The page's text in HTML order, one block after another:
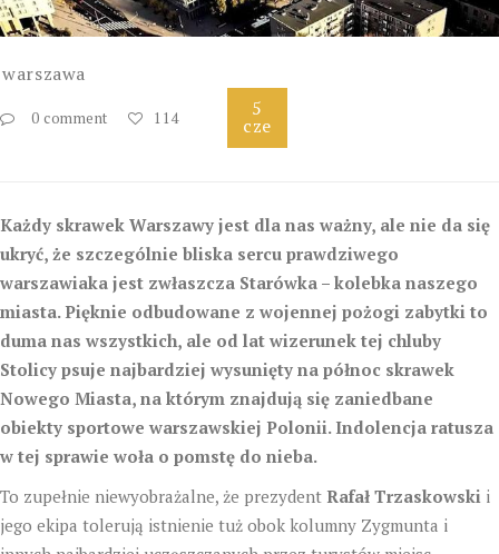
warszawa
0 comment 114 5
cze
Każdy skrawek Warszawy jest dla nas ważny, ale nie da się
ukryć, że szczególnie bliska sercu prawdziwego
warszawiaka jest zwłaszcza Starówka – kolebka naszego
miasta. Pięknie odbudowane z wojennej pożogi zabytki to
duma nas wszystkich, ale od lat wizerunek tej chluby
Stolicy psuje najbardziej wysunięty na północ skrawek
Nowego Miasta, na którym znajdują się zaniedbane
obiekty sportowe warszawskiej Polonii. Indolencja ratusza
w tej sprawie woła o pomstę do nieba.
To zupełnie niewyobrażalne, że prezydent Rafał Trzaskowski i
jego ekipa tolerują istnienie tuż obok kolumny Zygmunta i